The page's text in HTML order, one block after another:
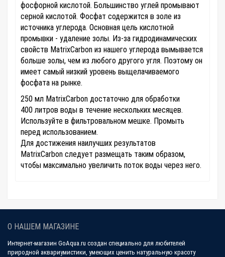
фосфорной кислотой. Большинство углей промывают
серной кислотой. Фосфат содержится в золе из
источника углерода. Основная цель кислотной
промывки - удаление золы. Из-за гидродинамических
свойств MatrixCarbon из нашего углерода вымывается
больше золы, чем из любого другого угля. Поэтому он
имеет самый низкий уровень выщелачиваемого
фосфата на рынке.
250 мл MatrixCarbon достаточно для обработки
400 литров воды в течение нескольких месяцев.
Используйте в фильтровальном мешке. Промыть
перед использованием.
Для достижения наилучших результатов
MatrixCarbon следует размещать таким образом,
чтобы максимально увеличить поток воды через него.
О НАШЕМ МАГАЗИНЕ
Интернет-магазин GoAqua.ru создан специально для любителей
природной аквариумистики, умеющих ценить натуральную красоту